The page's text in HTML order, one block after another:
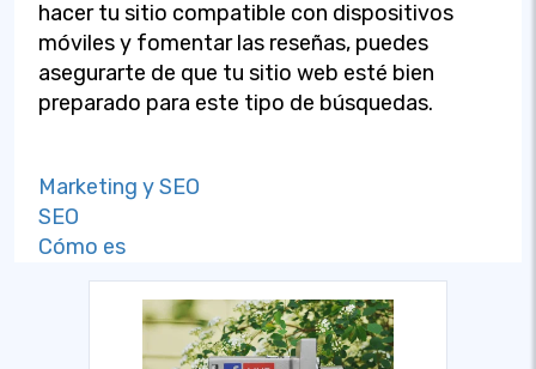
hacer tu sitio compatible con dispositivos
móviles y fomentar las reseñas, puedes
asegurarte de que tu sitio web esté bien
preparado para este tipo de búsquedas.
Marketing y SEO
SEO
Cómo es